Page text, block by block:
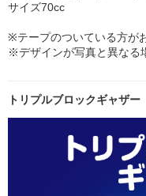
サイズ70cc
※テープのついている方が
※デザインが写真と異なる
トリプルブロックギャザー